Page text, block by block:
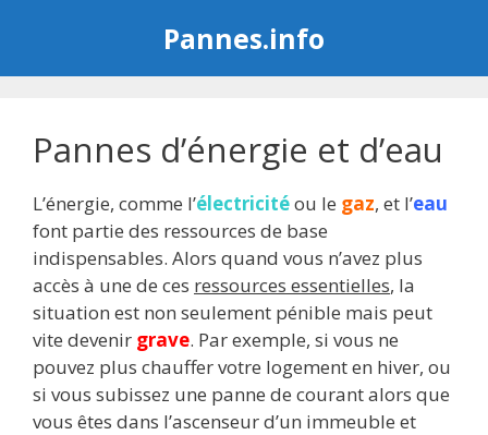
Pannes.info
Pannes d’énergie et d’eau
L’énergie, comme l’électricitéou le gaz, et l’eau
font partie des ressources de base
indispensables. Alors quand vous n’avez plus
accès à une de ces ressources essentielles, la
situation est non seulement pénible mais peut
vite devenir grave. Par exemple, si vous ne
pouvez plus chauffer votre logement en hiver, ou
si vous subissez une panne de courant alors que
vous êtes dans l’ascenseur d’un immeuble et